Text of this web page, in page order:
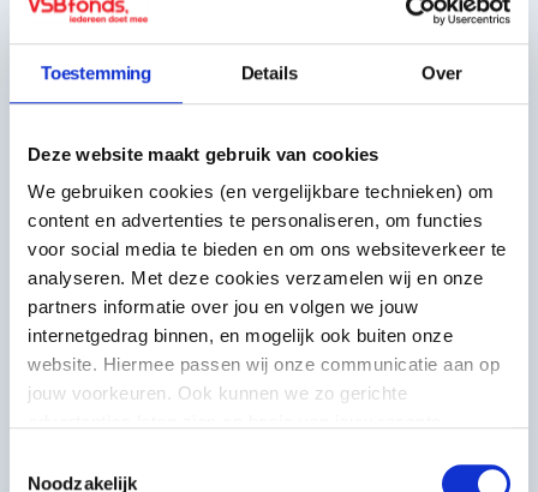
Toestemming Details Over
Deze website maakt gebruik van cookies
We gebruiken cookies (en vergelijkbare technieken) om
content en advertenties te personaliseren, om functies
voor social media te bieden en om ons websiteverkeer te
analyseren. Met deze cookies verzamelen wij en onze
partners informatie over jou en volgen we jouw
internetgedrag binnen, en mogelijk ook buiten onze
website. Hiermee passen wij onze communicatie aan op
jouw voorkeuren. Ook kunnen we zo gerichte
statement. Je kunt je toestemming ook altijd wijzigen of
Noodzakelijk
Voorbeeldinitiatief
Arcadia Jong
Cultureel programma Arcadia Jong
stimuleert Friese jongeren (4-27 jaar)
om creativiteit, samenwerking en
maatschappelijke betrokkenheid te
Eigen mogelijkheden en vaardigheden